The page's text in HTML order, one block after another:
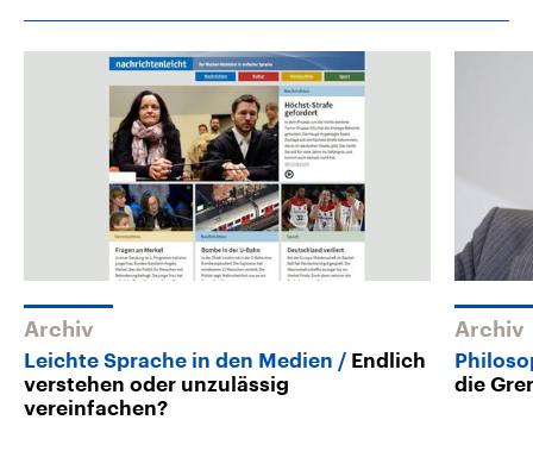
Archiv
Leichte Sprache in den Medien
Endlich
verstehen oder unzulässig
vereinfachen?
Archiv
die